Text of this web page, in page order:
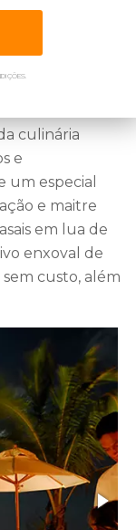
marinhas. Uma
serviço
chamar os
e comidinhas
sofás e
como ponto de
bater
uma das
de Ilhéus, que
Hóspedes do Txai
sala vip exclusiva
é utilizar o
atividades e
Mediante
culinária
e
um especial
e maitre
em lua de
enxoval de
custo, além